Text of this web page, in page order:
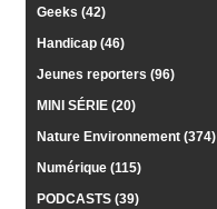
Inscription
Accès
éditeur
Geeks (42)
Handicap (46)
Jeunes reporters (96)
MINI SÉRIE (20)
Nature Environnement (374)
Numérique (115)
PODCASTS (39)